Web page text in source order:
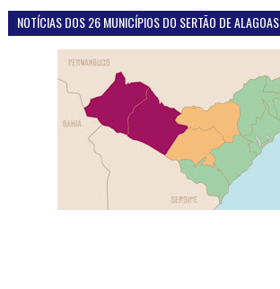
NOTÍCIAS DOS 26 MUNICÍPIOS DO SERTÃO DE ALAGOAS